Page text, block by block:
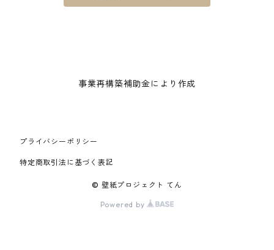
事業再構築補助金により作成
プライバシーポリシー
特定商取引法に基づく表記
© 壁紙プロジェクト てん
Powered by